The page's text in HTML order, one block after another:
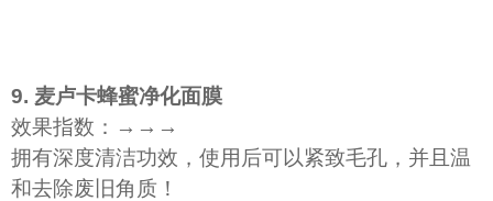
9. 麦卢卡蜂蜜净化面膜
效果指数：→→→
拥有深度清洁功效，使用后可以紧致毛孔，并且温
和去除废旧角质！